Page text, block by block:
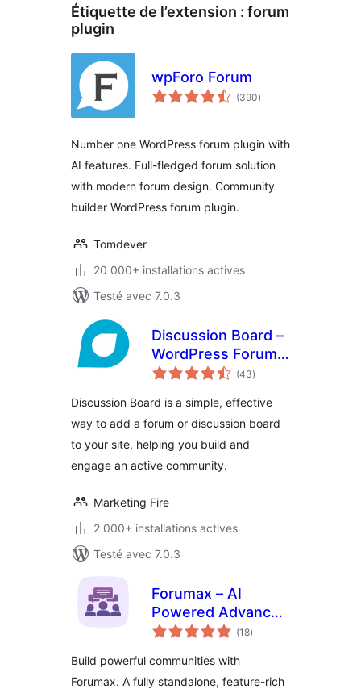
Étiquette de l’extension : forum
plugin
wpForo Forum
(390notes
en
)
Number one WordPress forum plugin with
AI features. Full-fledged forum solution
with modern forum design. Community
builder WordPress forum plugin.
Tomdever
20 000+ installations actives
Testé avec 7.0.3
Discussion Board –
WordPress Forum
Plugin
(43notes
en
)
Discussion Board is a simple, effective
way to add a forum or discussion board
to your site, helping you build and
engage an active community.
Marketing Fire
2 000+ installations actives
Testé avec 7.0.3
Forumax – AI
Powered Advanced
Community Forum
(18notes
en
)
Build powerful communities with
Forumax. A fully standalone, feature-rich